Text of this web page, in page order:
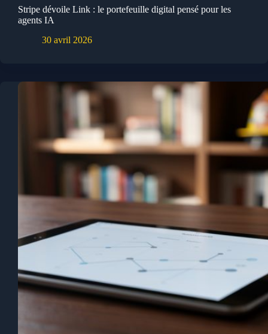
Stripe dévoile Link : le portefeuille digital pensé pour les
agents IA
30 avril 2026